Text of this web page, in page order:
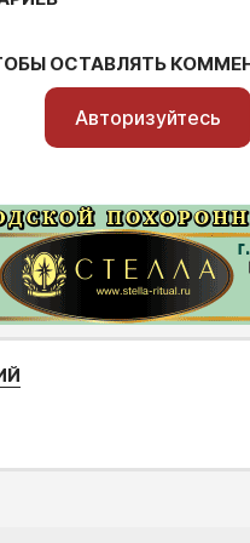
ОСТАВЛЯТЬ
Авторизуйтесь